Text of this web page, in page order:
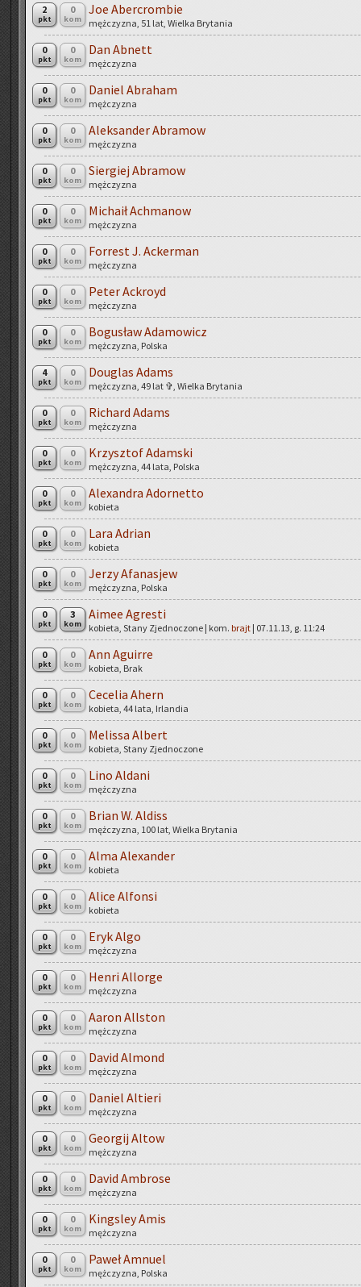
2
pkt
0
kom
Joe Aber­crom­bie
męż­czy­zna, 51 lat, Wiel­ka Bry­ta­nia
0
pkt
0
kom
Dan Ab­nett
męż­czy­zna
0
pkt
0
kom
Da­niel Abra­ham
męż­czy­zna
0
pkt
0
kom
Alek­san­der Abra­mow
męż­czy­zna
0
pkt
0
kom
Sier­giej Abra­mow
męż­czy­zna
0
pkt
0
kom
Mi­cha­ił Ach­ma­now
męż­czy­zna
0
pkt
0
kom
For­rest J. Ac­ker­man
męż­czy­zna
0
pkt
0
kom
Peter Ac­kroyd
męż­czy­zna
0
pkt
0
kom
Bo­gu­sław Ada­mo­wicz
męż­czy­zna, Pol­ska
4
pkt
0
kom
Do­uglas Adams
męż­czy­zna, 49 lat ✞, Wiel­ka Bry­ta­nia
0
pkt
0
kom
Ri­chard Adams
męż­czy­zna
0
pkt
0
kom
Krzysz­tof Adam­ski
męż­czy­zna, 44 lata, Pol­ska
0
pkt
0
kom
Ale­xan­dra Ad­or­net­to
ko­bie­ta
0
pkt
0
kom
Lara Ad­rian
ko­bie­ta
0
pkt
0
kom
Jerzy Afa­na­sjew
męż­czy­zna, Pol­ska
0
pkt
3
kom
Aimee Agre­sti
ko­bie­ta, Stany Zjed­no­czo­ne | kom. brajt | 07.11.13, g. 11:24
0
pkt
0
kom
Ann Agu­ir­re
ko­bie­ta, Brak
0
pkt
0
kom
Ce­ce­lia Ahern
ko­bie­ta, 44 lata, Ir­lan­dia
0
pkt
0
kom
Me­lis­sa Al­bert
ko­bie­ta, Stany Zjed­no­czo­ne
0
pkt
0
kom
Lino Al­da­ni
męż­czy­zna
0
pkt
0
kom
Brian W. Al­diss
męż­czy­zna, 100 lat, Wiel­ka Bry­ta­nia
0
pkt
0
kom
Alma Ale­xan­der
ko­bie­ta
0
pkt
0
kom
Alice Al­fon­si
ko­bie­ta
0
pkt
0
kom
Eryk Algo
męż­czy­zna
0
pkt
0
kom
Henri Al­lor­ge
męż­czy­zna
0
pkt
0
kom
Aaron Al­l­ston
męż­czy­zna
0
pkt
0
kom
David Al­mond
męż­czy­zna
0
pkt
0
kom
Da­niel Al­tie­ri
męż­czy­zna
0
pkt
0
kom
Geo­r­gij Altow
męż­czy­zna
0
pkt
0
kom
David Am­bro­se
męż­czy­zna
0
pkt
0
kom
King­sley Amis
męż­czy­zna
0
pkt
0
kom
Paweł Am­nu­el
męż­czy­zna, Pol­ska